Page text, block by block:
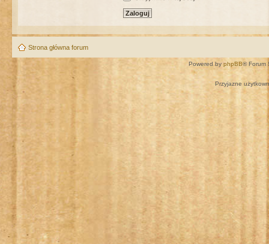
Strona główna forum
Powered by phpBB® Forum
Przyjazne